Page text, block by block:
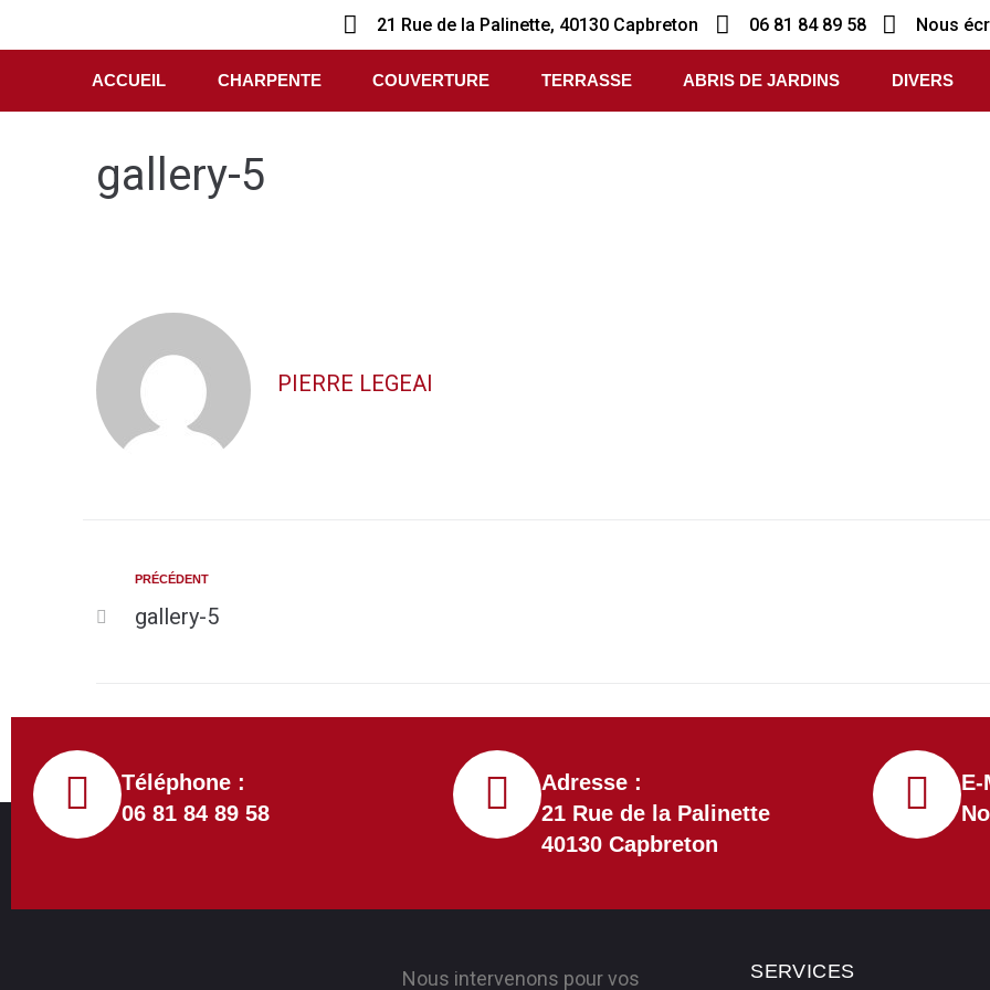
21 Rue de la Palinette, 40130 Capbreton 06 81 84 89 58 Nous
ACCUEIL CHARPENTE COUVERTURE TERRASSE ABRIS DE JARDINS DIVERS
gallery-5
PIERRE LEGEAI
PRÉCÉDENT
gallery-5
Téléphone :
06 81 84 89 58
Adresse :
21 Rue de la Palinette
40130 Capbreton
E-
Nous intervenons pour vos SERVICES